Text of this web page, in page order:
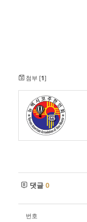
첨부 [1]
댓글 0
번호